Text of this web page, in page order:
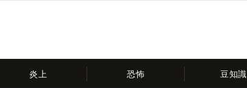
炎上 恐怖 豆知識